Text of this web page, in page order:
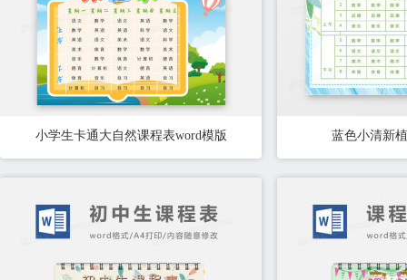
小学生卡通大自然课程表word模版 蓝色小清新